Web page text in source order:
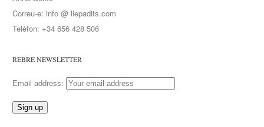
Correu-e: info @ llepadits.com
Telèfon: +34 656 428 506
REBRE NEWSLETTER
Email address: